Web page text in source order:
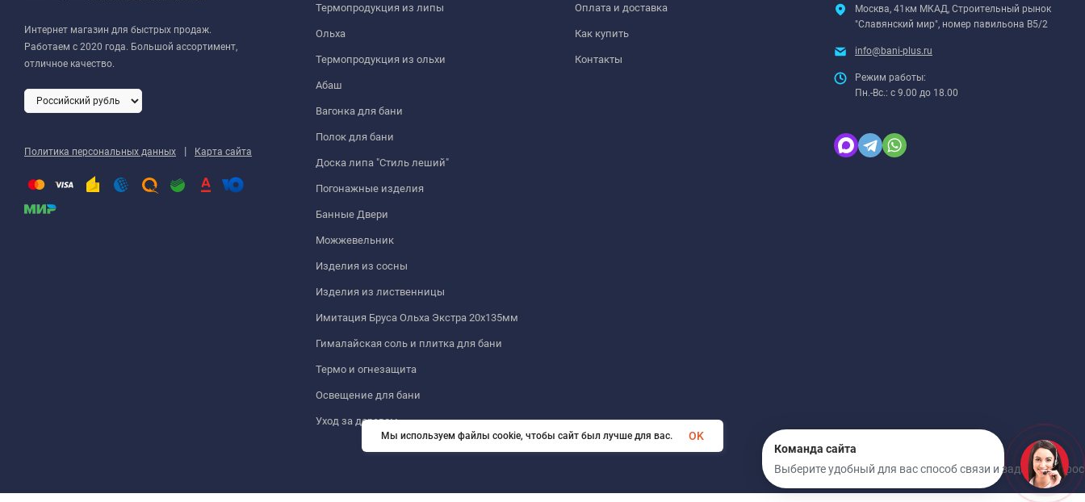
Интернет магазин для быстрых продаж.
Работаем с 2020 года. Большой ассортимент,
отличное качество.
Политика персональных данных | Карта сайта
Термопродукция из липы
Ольха
Термопродукция из ольхи
Абаш
Вагонка для бани
Полок для бани
Доска липа "Стиль леший"
Погонажные изделия
Банные Двери
Можжевельник
Изделия из сосны
Изделия из лиственницы
Имитация Бруса Ольха Экстра 20х135мм
Гималайская соль и плитка для бани
Термо и огнезащита
Освещение для бани
Уход за деревом
Оплата и доставка
Как купить
Контакты
Москва, 41км МКАД, Строительный рынок
"Славянский мир", номер павильона В5/2
info@bani-plus.ru
Режим работы:
Пн.-Вс.: с 9.00 до 18.00
Мы используем файлы cookie, чтобы сайт был лучше для вас.
OK
Команда сайта
Выберите удобный для вас способ связи и задайте вопрос